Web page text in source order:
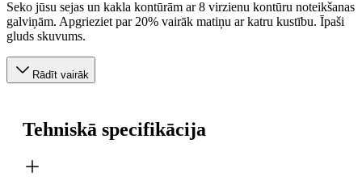
Seko jūsu sejas un kakla kontūrām ar 8 virzienu kontūru noteikšanas
galviņām. Apgrieziet par 20% vairāk matiņu ar katru kustību. Īpaši
gluds skuvums.
Rādīt vairāk
Tehniskā specifikācija